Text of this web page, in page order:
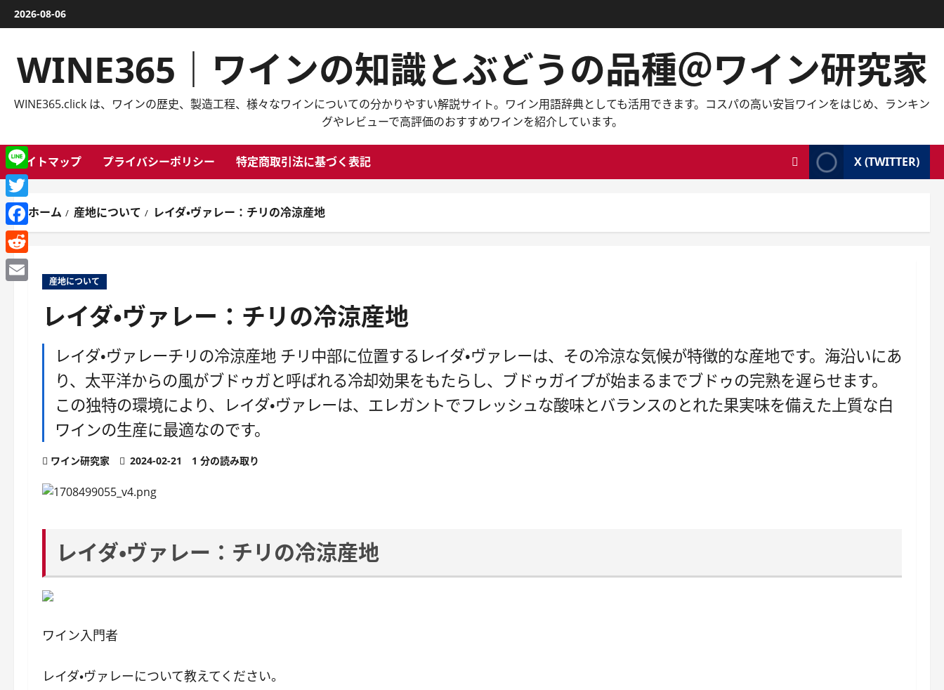
容
2026-08-06
WINE365｜ワインの知識とぶどうの品種＠ワイン研究家
WINE365.click は、ワインの歴史、製造工程、様々なワインについての分かりやすい解説サイト。ワイン用語辞典としても活用できます。コスパの高い安旨ワインをはじめ、ランキン
グやレビューで高評価のおすすめワインを紹介しています。
サイトマップ プライバシーポリシー 特定商取引法に基づく表記 X (TWITTER)
ホーム 産地について レイダ・ヴァレー：チリの冷涼産地
産地について
レイダ・ヴァレー：チリの冷涼産地
レイダ・ヴァレーチリの冷涼産地 チリ中部に位置するレイダ・ヴァレーは、その冷涼な気候が特徴的な産地です。海沿いにあ
り、太平洋からの風がブ​​ドゥガ​​と呼ばれる冷却効果をもたらし、ブ​​ドゥガイ​​プが始まるまでブ​​ドゥの完熟を遅らせます。
この独特の環境により、レイダ・ヴァレーは、エレガントでフレッシュな酸味とバランスのとれた果実味を備えた上質な白
ワ​​インの生産に最適なのです。
ワイン研究家 2024-02-21 1 分の読み取り
レイダ・ヴァレー：チリの冷涼産地
ワイン入門者
レイダ・ヴァレーについて教えてください。
Line
Twitter
Facebook
Reddit